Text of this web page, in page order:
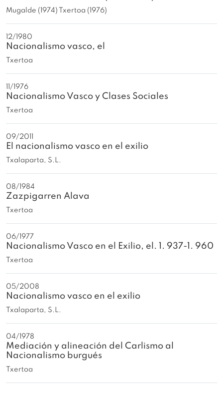
Mugalde (1974) Txertoa (1976)
12/1980
Nacionalismo vasco, el
Txertoa
11/1976
Nacionalismo Vasco y Clases Sociales
Txertoa
09/2011
El nacionalismo vasco en el exilio
Txalaparta, S.L.
08/1984
Zazpigarren Alava
Txertoa
06/1977
Nacionalismo Vasco en el Exilio, el. 1. 937-1. 960
Txertoa
05/2008
Nacionalismo vasco en el exilio
Txalaparta, S.L.
04/1978
Mediación y alineación del Carlismo al
Nacionalismo burgués
Txertoa